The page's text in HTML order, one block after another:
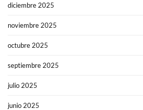
diciembre 2025
noviembre 2025
octubre 2025
septiembre 2025
julio 2025
junio 2025